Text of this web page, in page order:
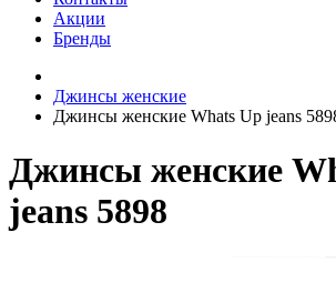
Акции
Бренды
Джинсы женские
Джинсы женские Whats Up jeans
Джинсы женские
jeans 5898